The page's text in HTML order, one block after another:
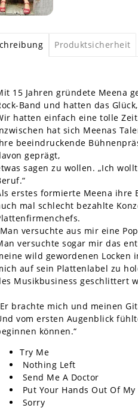
Produktsicherheit
15 Jahren gründete Meena
Band und hatten das
hatten einfach eine tolle
hat sich Meenas
beeindruckende
geprägt,
sagen zu wollen. „Ich
erstes formierte Meena ihre
mal schlecht bezahlte
versuchte aus mir eine
versuchte sogar mir das
wild gewordenen Locken
auf sein Plattenlabel zu
Musikbusiness geschlittert
brachte mich und meinen
vom ersten Augenblick
können.“
Try Me
Nothing Left
Send Me A Doctor
Put Your Hands Out Of My
Sorry